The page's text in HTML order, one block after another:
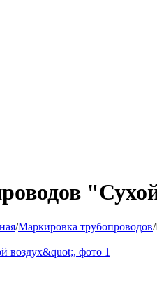
/Маркировка трубопроводов/